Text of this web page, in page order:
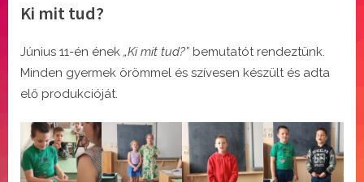
Ki mit tud?
Június 11-én ének „Ki mit tud?” bemutatót rendeztünk.
Minden gyermek örömmel és szívesen készült és adta
elő produkcióját.